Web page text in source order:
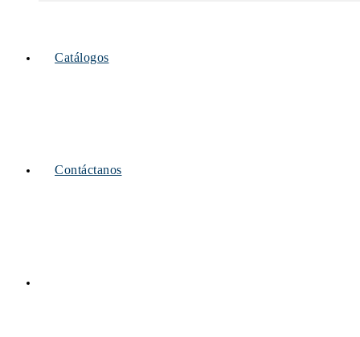
Catálogos
Contáctanos